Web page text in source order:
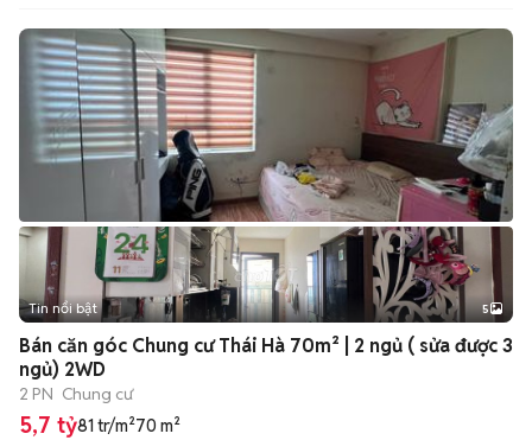
Tin nổi bật 5
Bán căn góc Chung cư Thái Hà 70m² | 2 ngủ ( sửa được 3
ngủ) 2WD
2 PN Chung cư
5,7 tỷ81 tr/m²70 m²